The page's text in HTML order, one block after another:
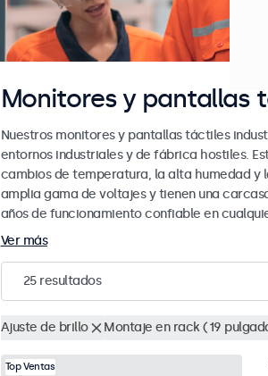
Monitores y pantallas
Nuestros monitores y pantallas táctiles
entornos industriales y de fábrica hostiles.
cambios de temperatura, la alta humedad y
amplia gama de voltajes y tienen una
años de funcionamiento confiable en
Ver más
25resultados
Ajuste de brillo Montaje en rack (19
Top Ventas